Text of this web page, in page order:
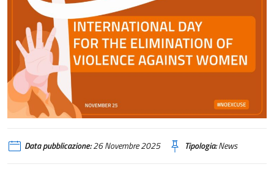
Data pubblicazione:26 Novembre 2025 Tipologia:News